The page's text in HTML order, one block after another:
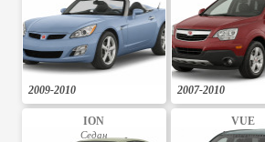
2009-2010 2007-2010
ION
Седан
VUE
Кросовер